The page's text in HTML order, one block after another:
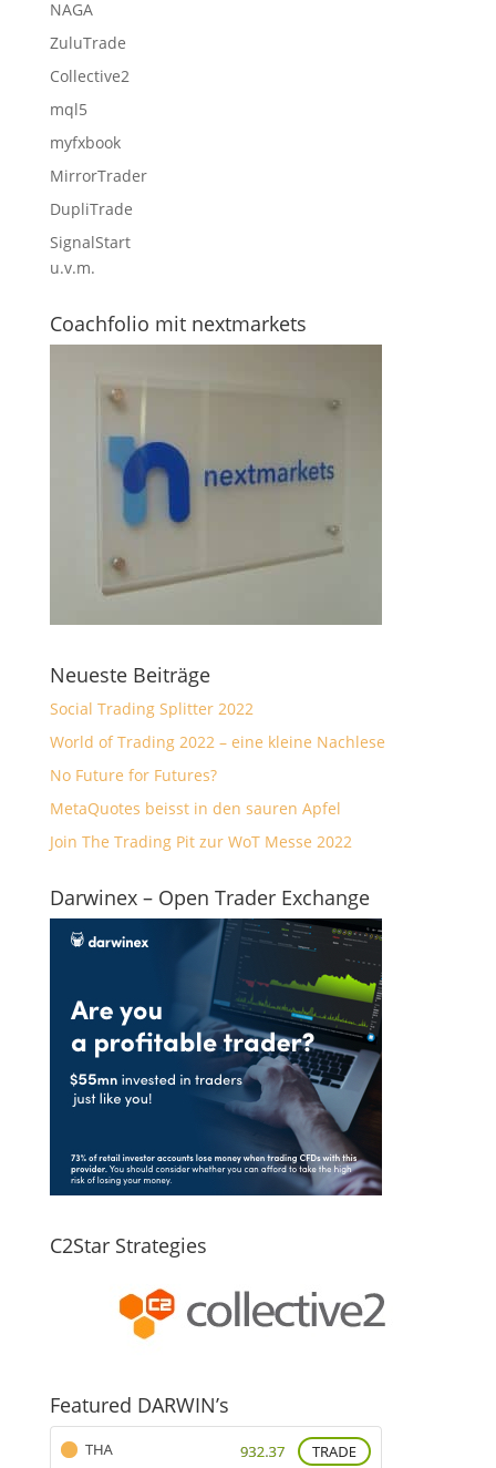
NAGA
ZuluTrade
Collective2
mql5
myfxbook
MirrorTrader
DupliTrade
SignalStart
u.v.m.
Coachfolio mit nextmarkets
Neueste Beiträge
Social Trading Splitter 2022
World of Trading 2022 – eine kleine Nachlese
No Future for Futures?
MetaQuotes beisst in den sauren Apfel
Join The Trading Pit zur WoT Messe 2022
Darwinex – Open Trader Exchange
C2Star Strategies
Featured DARWIN’s